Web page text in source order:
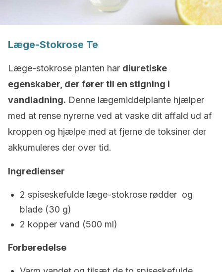
Læge-Stokrose Te
Læge-stokrose planten har diuretiske
egenskaber, der fører til en stigning i
vandladning. Denne lægemiddelplante hjælper
med at rense nyrerne ved at vaske dit affald ud af
kroppen og hjælpe med at fjerne de toksiner der
akkumuleres der over tid.
Ingredienser
2 spiseskefulde læge-stokrose rødder og
blade (30 g)
2 kopper vand (500 ml)
Forberedelse